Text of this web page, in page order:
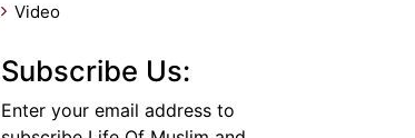
Video
Subscribe Us:
Enter your email address to